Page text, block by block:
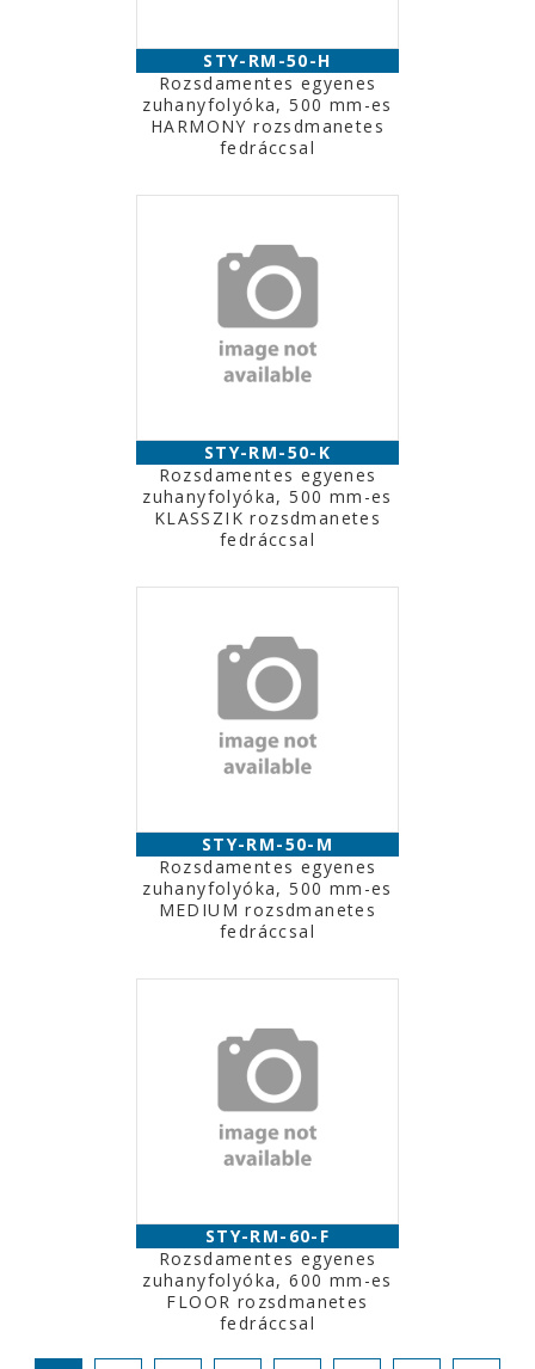
STY-RM-50-H
Rozsdamentes egyenes
zuhanyfolyóka, 500 mm-es
HARMONY rozsdmanetes
fedráccsal
STY-RM-50-K
Rozsdamentes egyenes
zuhanyfolyóka, 500 mm-es
KLASSZIK rozsdmanetes
fedráccsal
STY-RM-50-M
Rozsdamentes egyenes
zuhanyfolyóka, 500 mm-es
MEDIUM rozsdmanetes
fedráccsal
STY-RM-60-F
Rozsdamentes egyenes
zuhanyfolyóka, 600 mm-es
FLOOR rozsdmanetes
fedráccsal